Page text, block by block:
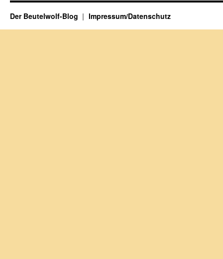
Der Beutelwolf-Blog Impressum/Datenschutz